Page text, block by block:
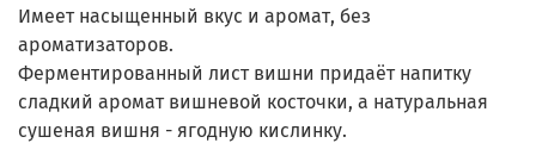
Имеет насыщенный вкус и аромат, без
ароматизаторов.
Ферментированный лист вишни придаёт напитку
сладкий аромат вишневой косточки, а натуральная
сушеная вишня - ягодную кислинку.